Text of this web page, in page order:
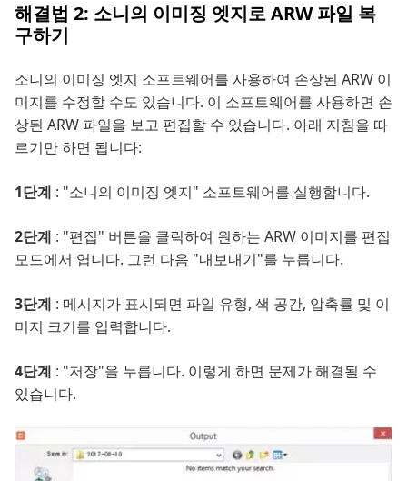
해결법 2: 소니의 이미징 엣지로 ARW 파일 복
구하기
소니의 이미징 엣지 소프트웨어를 사용하여 손상된 ARW 이
미지를 수정할 수도 있습니다. 이 소프트웨어를 사용하면 손
상된 ARW 파일을 보고 편집할 수 있습니다. 아래 지침을 따
르기만 하면 됩니다:
1단계 : "소니의 이미징 엣지" 소프트웨어를 실행합니다.
2단계 : "편집" 버튼을 클릭하여 원하는 ARW 이미지를 편집
모드에서 엽니다. 그런 다음 "내보내기"를 누릅니다.
3단계 : 메시지가 표시되면 파일 유형, 색 공간, 압축률 및 이
미지 크기를 입력합니다.
4단계 : "저장"을 누릅니다. 이렇게 하면 문제가 해결될 수
있습니다.